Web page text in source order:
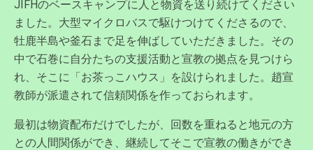
JIFHのベースキャンプに人と物資を送り続けてください
ました。大型マイクロバスで駆けつけてくださるので、
牡鹿半島や釜石まで足を伸ばしていただきました。その
中で石巻に自分たちの支援活動と宣教の拠点を見つけら
れ、そこに「お茶っこハウス」を設けられました。趙宣
教師が派遣されて信頼関係を作っておられます。
最初は物資配布だけでしたが、回数を重ねると地元の方
との人間関係ができ、継続してそこで宣教の働きができ